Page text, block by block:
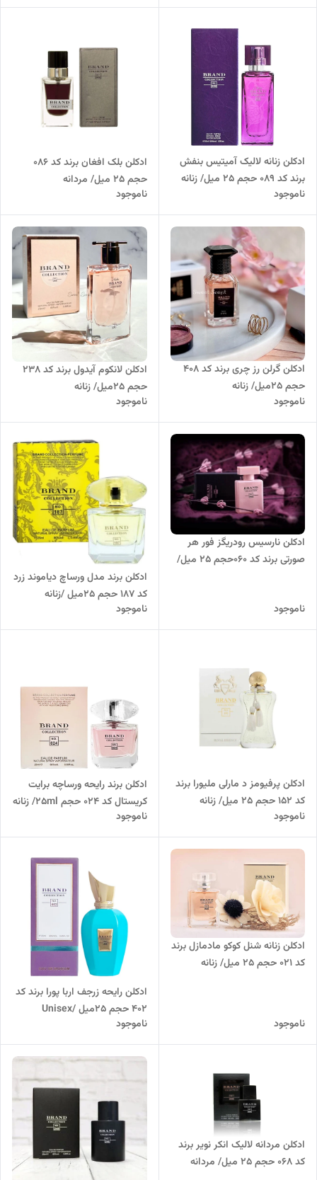
ادکلن زنانه لالیک آمیتیس بنفش
برند کد 089 حجم 25 میل/ زنانه
ناموجود
ادکلن بلک افغان برند کد 086
حجم 25 میل/ مردانه
ناموجود
ادکلن گرلن رز چری برند کد 408
حجم 25میل/ زنانه
ناموجود
ادکلن لانکوم آیدول برند کد 238
حجم 25میل/ زنانه
ناموجود
ادکلن نارسیس رودریگز فور هر
صورتی برند کد 060حجم 25 میل/
ناموجود
ادکلن برند مدل ورساچ دیاموند زرد
کد 187 حجم 25میل /زنانه
ناموجود
ادکلن پرفیومز د مارلی ملیورا برند
کد 152 حجم 25 میل/ زنانه
ناموجود
ادکلن برند رایحه ورساچه برایت
کریستال کد 024 حجم 25ml/ زنانه
ناموجود
ادکلن زنانه شنل کوکو مادمازل برند
کد 021 حجم 25 میل/ زنانه
ناموجود
ادکلن رایحه زرجف اربا پورا برند کد
402 حجم 25میل /Unisex
ناموجود
ادکلن مردانه لالیک انکر نویر برند
کد 068 حجم 25 میل/ مردانه